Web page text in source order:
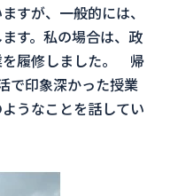
すが、一般的には、
す。私の場合は、政
を履修しました。 帰
で印象深かった授業
うなことを話してい